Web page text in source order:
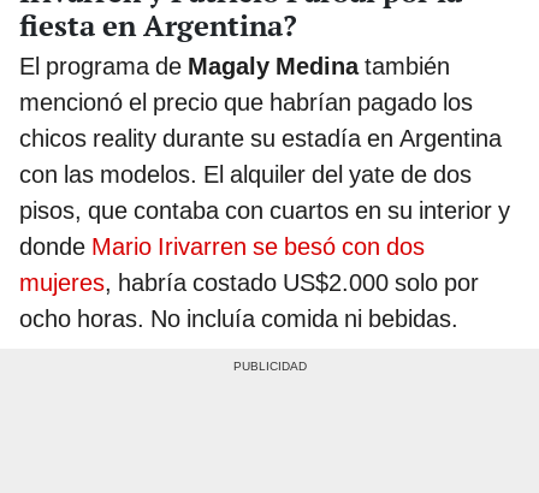
fiesta en Argentina?
El programa de Magaly Medinatambién
mencionó el precio que habrían pagado los
chicos reality durante su estadía en Argentina
con las modelos. El alquiler del yate de dos
pisos, que contaba con cuartos en su interior y
donde Mario Irivarren se besó con dos
mujeres, habría costado US$2.000 solo por
ocho horas. No incluía comida ni bebidas.